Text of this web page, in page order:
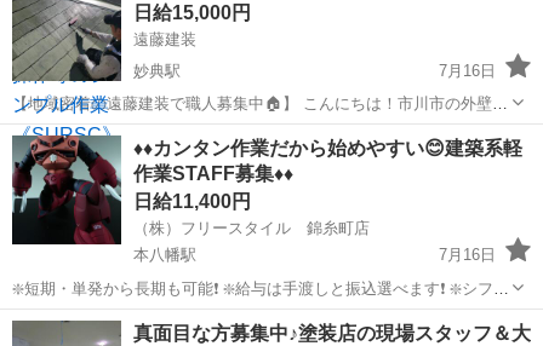
し、ピッキング作...日給15,000円
遠藤建装
妙典駅
7月16日
【地域密着の遠藤建装で職人募集中🏠】 こんにちは！市川市の外壁塗
装・ 屋根塗装の専門店、遠藤建装です😊 弊社では現在、現場で活躍し
てくれる塗装職人さんを募集しています。 マジメで元気な日本人の方
なら歓迎します🌈 詳...
千葉 市川市 妙典駅 その他 地域密着
♦️♦️カンタン作業だから始めやすい😊建築系軽
作業STAFF募集♦️♦️
日給11,400円
（株）フリースタイル 錦糸町店
本八幡駅
7月16日
❇️短期・単発から長期も可能❗ ❇️給与は手渡しと振込選べます❗ ❇️シフト
は日勤夜勤自由なスケジューリングが可能❗ ❇️経験・資格不要で初心者
も大歓迎❗ ❇️大学生から40代、50代も活躍中です❗ 🍀会社員・...
千葉 市川市 本八幡駅 建築 カンタン
真面目な方募集中♪塗装店の現場スタッフ＆大